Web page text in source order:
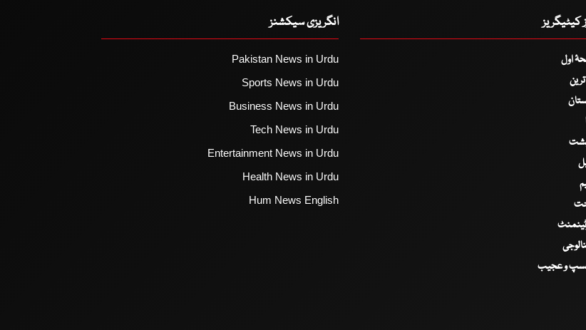
کیٹیگریز
اول
ترین
و عجیب
انگریزی سیکشنز
Pakistan News in Urdu
Sports News in Urdu
Business News in Urdu
Tech News in Urdu
Entertainment News in Urdu
Health News in Urdu
Hum News English